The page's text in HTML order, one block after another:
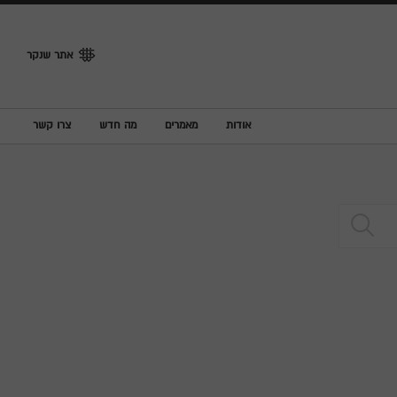
אתר שנקר
אודות מאמרים מה חדש צרו קשר